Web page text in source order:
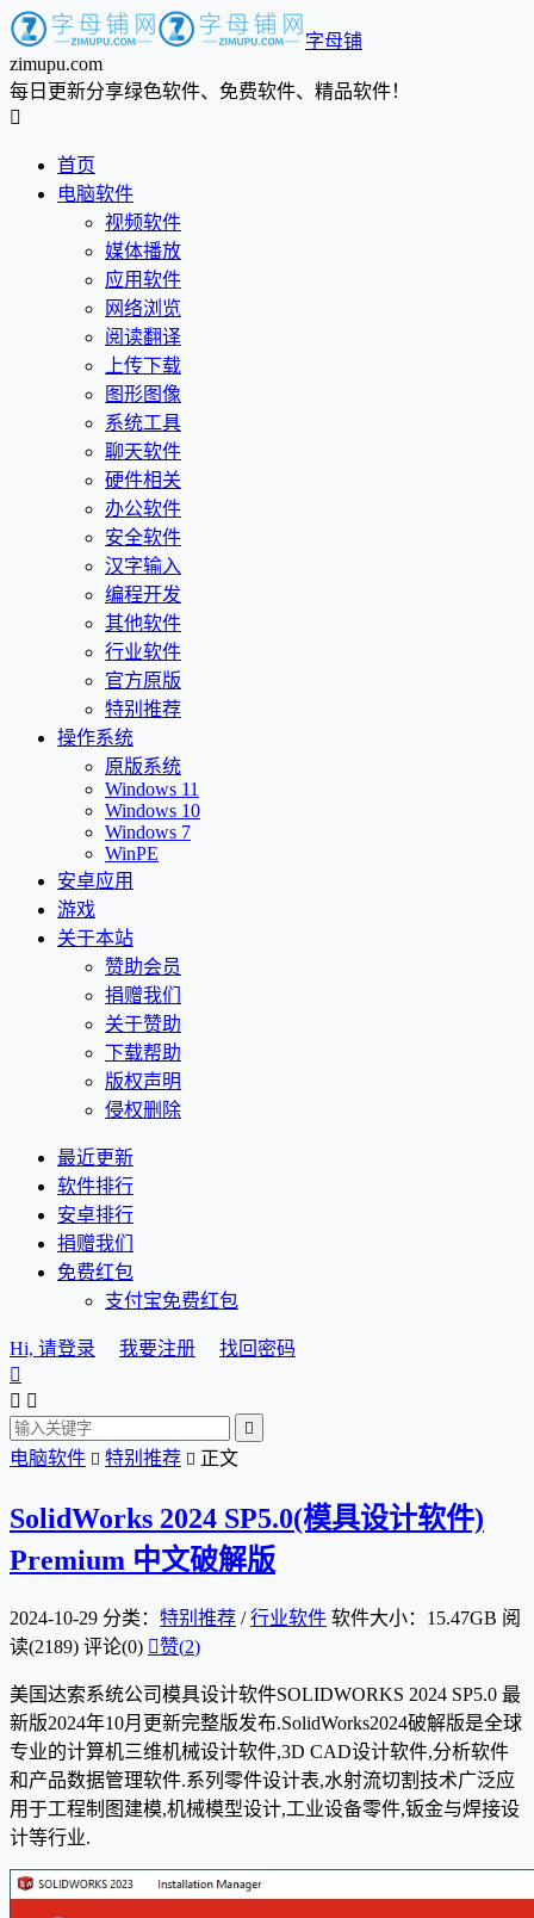
字母铺
zimupu.com
每日更新分享绿色软件、免费软件、精品软件！

首页
电脑软件
视频软件
媒体播放
应用软件
网络浏览
阅读翻译
上传下载
图形图像
系统工具
聊天软件
硬件相关
办公软件
安全软件
汉字输入
编程开发
其他软件
行业软件
官方原版
特别推荐
操作系统
原版系统
Windows 11
Windows 10
Windows 7
WinPE
安卓应用
游戏
关于本站
赞助会员
捐赠我们
关于赞助
下载帮助
版权声明
侵权删除
最近更新
软件排行
安卓排行
捐赠我们
免费红包
支付宝免费红包
Hi, 请登录 我要注册
找回密码

 

电脑软件  特别推荐  正文
SolidWorks 2024 SP5.0(模具设计软件)
Premium 中文破解版
2024-10-29 分类： 特别推荐 /行业软件 软件大小：15.47GB 阅
读(2189) 评论(0) 赞(2)
美国达索系统公司模具设计软件SOLIDWORKS 2024 SP5.0 最
新版2024年10月更新完整版发布.SolidWorks2024破解版是全球
专业的计算机三维机械设计软件,3D CAD设计软件,分析软件
和产品数据管理软件.系列零件设计表,水射流切割技术广泛应
用于工程制图建模,机械模型设计,工业设备零件,钣金与焊接设
计等行业.